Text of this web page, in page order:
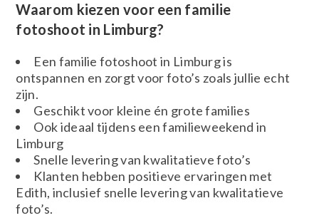
Waarom kiezen voor een familie
fotoshoot in Limburg?
Een familie fotoshoot in Limburg is
ontspannen en zorgt voor foto’s zoals jullie echt
zijn.
Geschikt voor kleine én grote families
Ook ideaal tijdens een familieweekend in
Limburg
Snelle levering van kwalitatieve foto’s
Klanten hebben positieve ervaringen met
Edith, inclusief snelle levering van kwalitatieve
foto’s.